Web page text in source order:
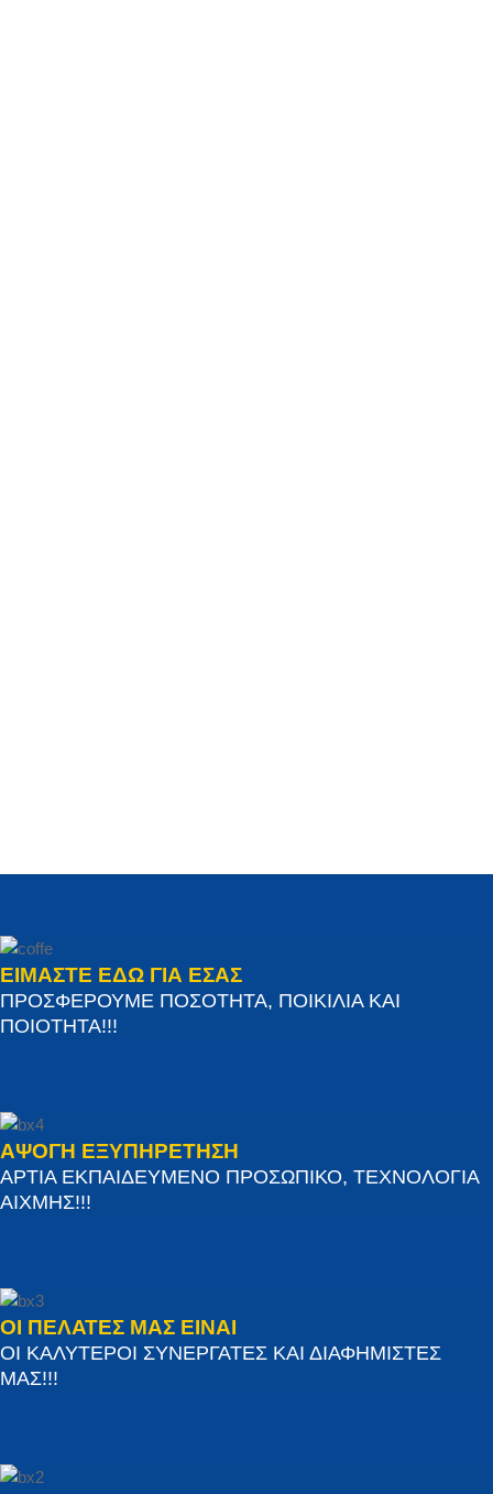
ΕΙΜΑΣΤΕ ΕΔΩ ΓΙΑ ΕΣΑΣ
ΠΡΟΣΦΕΡΟΥΜΕ ΠΟΣΟΤΗΤΑ, ΠΟΙΚΙΛΙΑ ΚΑΙ
ΠΟΙΟΤΗΤΑ!!!
ΑΨΟΓΗ ΕΞΥΠΗΡΕΤΗΣΗ
ΑΡΤΙΑ ΕΚΠΑΙΔΕΥΜΕΝΟ ΠΡΟΣΩΠΙΚΟ, ΤΕΧΝΟΛΟΓΙΑ
ΑΙΧΜΗΣ!!!
ΟΙ ΠΕΛΑΤΕΣ ΜΑΣ ΕΙΝΑΙ
ΟΙ ΚΑΛΥΤΕΡΟΙ ΣΥΝΕΡΓΑΤΕΣ ΚΑΙ ΔΙΑΦΗΜΙΣΤΕΣ
ΜΑΣ!!!